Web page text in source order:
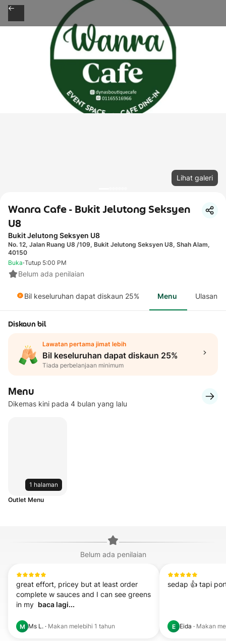
Lihat galeri
Wanra Cafe - Bukit Jelutong Seksyen
U8
Bukit Jelutong Seksyen U8
No. 12, Jalan Ruang U8 /109, Bukit Jelutong Seksyen U8, Shah Alam,
40150
Belum ada penilaian
Buka·Tutup 5:00 PM
Bil keseluruhan dapat diskaun 25% Menu Ulasan
Diskaun bil
Lawatan pertama jimat lebih
Bil keseluruhan dapat diskaun 25%
Tiada perbelanjaan minimum
Menu
Dikemas kini pada 4 bulan yang lalu
1 halaman
Outlet Menu
Belum ada penilaian
great effort, pricey but at least order
complete w sauces and I can see greens
in my baca lagi...
M Ms L. · Makan melebihi 1 tahun
sedap 👍 tapi
E Eida · Makan